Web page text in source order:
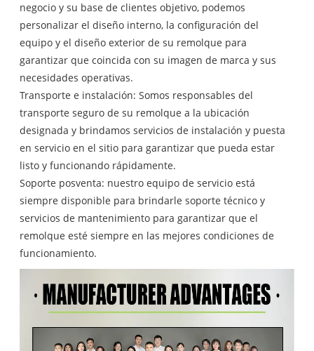
negocio y su base de clientes objetivo, podemos
personalizar el diseño interno, la configuración del
equipo y el diseño exterior de su remolque para
garantizar que coincida con su imagen de marca y sus
necesidades operativas.
Transporte e instalación: Somos responsables del
transporte seguro de su remolque a la ubicación
designada y brindamos servicios de instalación y puesta
en servicio en el sitio para garantizar que pueda estar
listo y funcionando rápidamente.
Soporte posventa: nuestro equipo de servicio está
siempre disponible para brindarle soporte técnico y
servicios de mantenimiento para garantizar que el
remolque esté siempre en las mejores condiciones de
funcionamiento.